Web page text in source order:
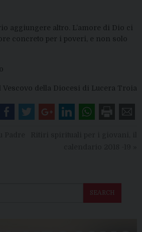
aggiungere altro. L’amore di Dio ci
concreto per i poveri, e non solo
Vescovo della Diocesi di Lucera Troia
SEARCH